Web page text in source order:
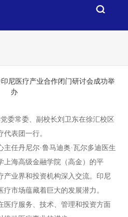
尼医疗产业合作闭门研讨会成功举
办
委常委、副校长刘卫东在徐汇校区
表团一行。
任丹尼尔·鲁马迪奥·瓦尔多迪医生
上海高级金融学院（高金）的平
产业界和投资机构深入交流。印尼
市场蕴藏着巨大的发展潜力。
医疗服务、技术、管理和投资方面